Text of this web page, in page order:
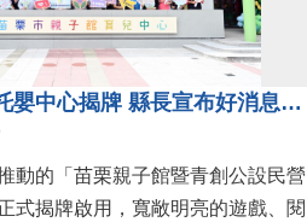
苗栗親子館暨托嬰中心揭牌 縣長宣布好消息：9月1日起調降臨時托嬰費用
動的「苗栗親子館暨青創公設民營
式揭牌啟用，寬敞明亮的遊戲、閱